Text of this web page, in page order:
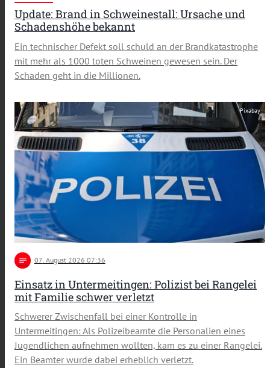
Update: Brand in Schweinestall: Ursache und
Schadenshöhe bekannt
Ein technischer Defekt soll schuld an der Brandkatastrophe
mit mehr als 1000 toten Schweinen gewesen sein. Der
Schaden geht in die Millionen.
Pixabay
notes 07. August 2026 07:36
Einsatz in Untermeitingen: Polizist bei Rangelei
mit Familie schwer verletzt
Schwerer Zwischenfall bei einer Kontrolle in
Untermeitingen: Als Polizeibeamte die Personalien eines
Jugendlichen aufnehmen wollten, kam es zu einer Rangelei.
Ein Beamter wurde dabei erheblich verletzt.